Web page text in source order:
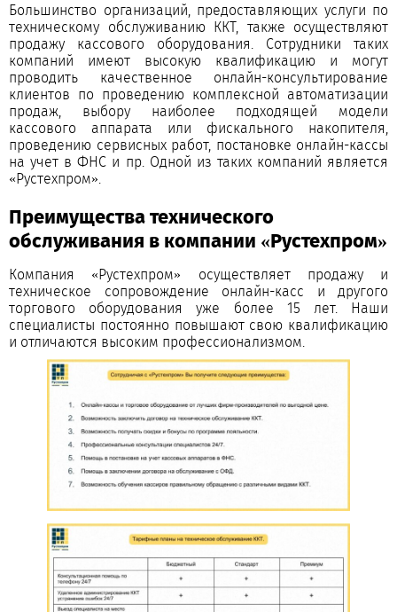
Большинство организаций, предоставляющих услуги по
техническому обслуживанию ККТ, также осуществляют
продажу кассового оборудования. Сотрудники таких
компаний имеют высокую квалификацию и могут
проводить качественное онлайн-консультирование
клиентов по проведению комплексной автоматизации
продаж, выбору наиболее подходящей модели
кассового аппарата или фискального накопителя,
проведению сервисных работ, постановке онлайн-кассы
на учет в ФНС и пр. Одной из таких компаний является
«Рустехпром».
Преимущества технического
обслуживания в компании «Рустехпром»
Компания «Рустехпром» осуществляет продажу и
техническое сопровождение онлайн-касс и другого
торгового оборудования уже более 15 лет. Наши
специалисты постоянно повышают свою квалификацию
и отличаются высоким профессионализмом.